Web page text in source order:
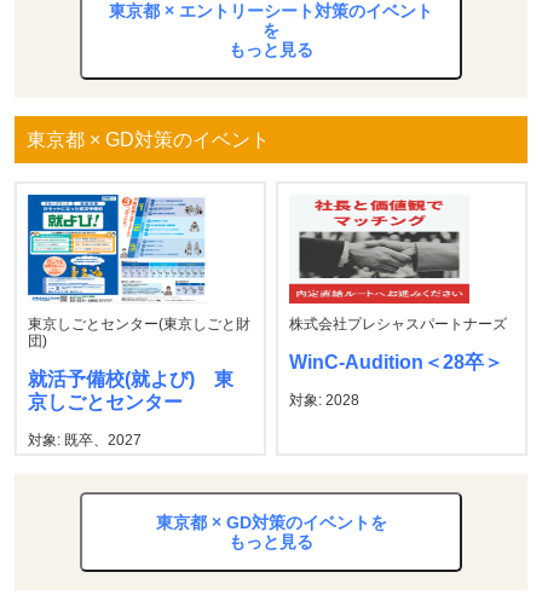
東京都 × エントリーシート対策のイベント
を
もっと見る
東京都 × GD対策のイベント
東京しごとセンター(東京しごと財
団)
就活予備校(就よび) 東
京しごとセンター
対象: 既卒、2027
株式会社プレシャスパートナーズ
WinC-Audition＜28卒＞
対象: 2028
東京都 × GD対策のイベントを
もっと見る